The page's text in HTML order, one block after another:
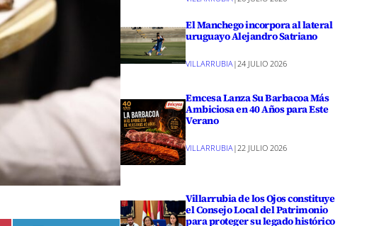
El Manchego incorpora al lateral
uruguayo Alejandro Satriano
VILLARRUBIA|24 JULIO 2026
Emcesa Lanza Su Barbacoa Más
Ambiciosa en 40 Años para Este
Verano
VILLARRUBIA | 22 JULIO 2026
Villarrubia de los Ojos constituye
el Consejo Local del Patrimonio
para proteger su legado histórico